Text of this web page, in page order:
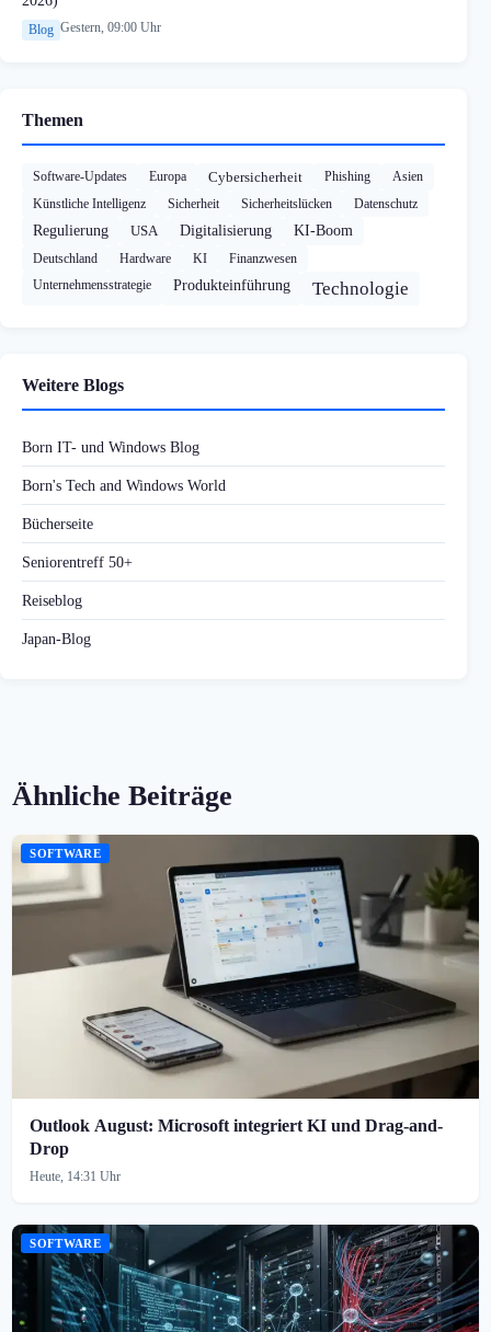
Blog Gestern, 09:00 Uhr
Themen
Software-Updates Europa Cybersicherheit Phishing
Asien
Künstliche Intelligenz
Sicherheit Sicherheitslücken Datenschutz
Regulierung USA Digitalisierung KI-Boom
Deutschland Hardware KI
Finanzwesen
Unternehmensstrategie
Produkteinführung Technologie
Weitere Blogs
Born IT- und Windows Blog
Born's Tech and Windows World
Bücherseite
Seniorentreff 50+
Reiseblog
Japan-Blog
Ähnliche Beiträge
SOFTWARE
Outlook August: Microsoft integriert KI und Drag-and-
Drop
Heute, 14:31 Uhr
SOFTWARE